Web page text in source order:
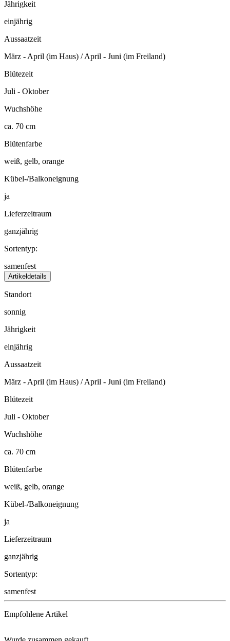
Jährigkeit
einjährig
Aussaatzeit
März - April (im Haus) / April - Juni (im Freiland)
Blütezeit
Juli - Oktober
Wuchshöhe
ca. 70 cm
Blütenfarbe
weiß, gelb, orange
Kübel-/Balkoneignung
ja
Lieferzeitraum
ganzjährig
Sortentyp:
samenfest
Artikeldetails
Standort
sonnig
Jährigkeit
einjährig
Aussaatzeit
März - April (im Haus) / April - Juni (im Freiland)
Blütezeit
Juli - Oktober
Wuchshöhe
ca. 70 cm
Blütenfarbe
weiß, gelb, orange
Kübel-/Balkoneignung
ja
Lieferzeitraum
ganzjährig
Sortentyp:
samenfest
Empfohlene Artikel